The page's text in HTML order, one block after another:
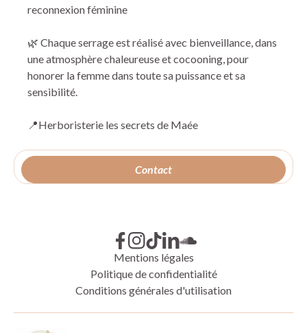
Contact
reconnexion féminine
🌿 Chaque serrage est réalisé avec bienveillance, dans
une atmosphère chaleureuse et cocooning, pour
honorer la femme dans toute sa puissance et sa
sensibilité.
📍Herboristerie les secrets de Maée
Mentions légales
Politique de confidentialité
Conditions générales d'utilisation